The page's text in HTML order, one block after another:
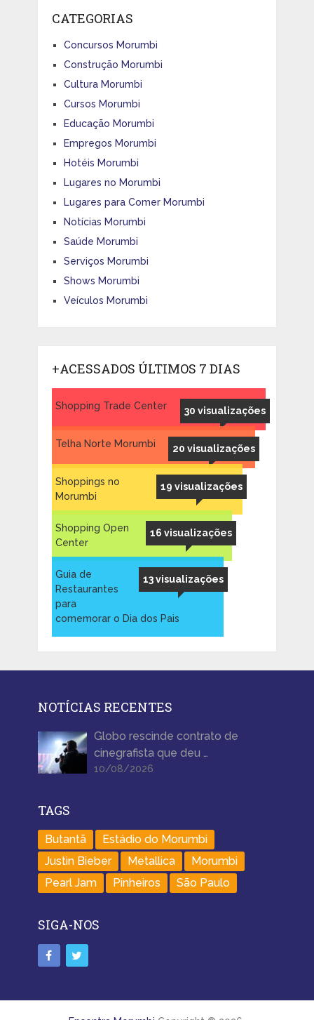
CATEGORIAS
Concursos Morumbi
Construção Morumbi
Cultura Morumbi
Cursos Morumbi
Educação Morumbi
Empregos Morumbi
Hotéis Morumbi
Lugares no Morumbi
Lugares para Comer Morumbi
Notícias Morumbi
Saúde Morumbi
Serviços Morumbi
Shows Morumbi
Veículos Morumbi
+ACESSADOS ÚLTIMOS 7 DIAS
30 visualizações
Shopping Trade Center
20 visualizações
Telha Norte Morumbi
19 visualizações
Shoppings no
Morumbi
16 visualizações
Shopping Open
Center
13 visualizações
Guia de
Restaurantes
para
comemorar o Dia dos Pais
NOTÍCIAS RECENTES
Globo rescinde contrato de
cinegrafista que deu …
10/08/2026
TAGS
Butantã
Estádio do Morumbi
Justin Bieber
Metallica
Morumbi
Pearl Jam
Pinheiros São Paulo
SIGA-NOS